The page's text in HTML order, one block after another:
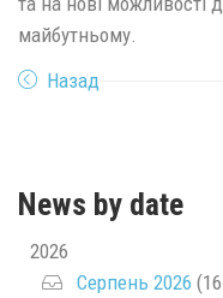
майбутньому.
Назад
News by date
2026
Серпень 2026